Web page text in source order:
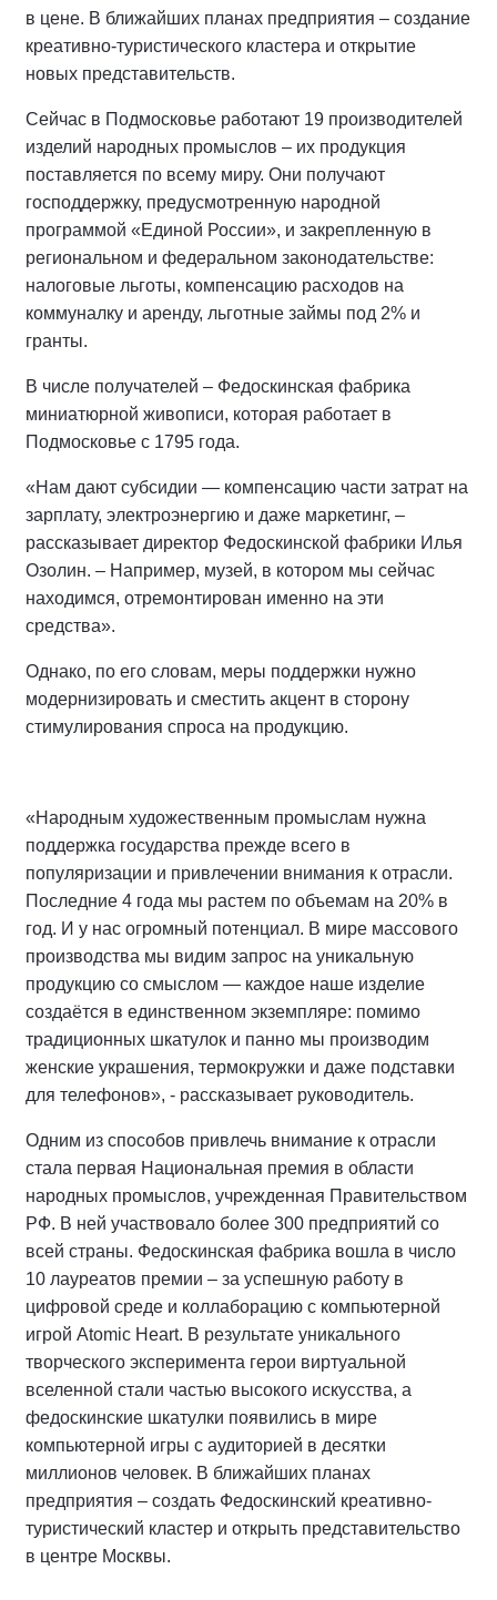
в цене. В ближайших планах предприятия – создание
креативно-туристического кластера и открытие
новых представительств.
Сейчас в Подмосковье работают 19 производителей
изделий народных промыслов – их продукция
поставляется по всему миру. Они получают
господдержку, предусмотренную народной
программой «Единой России», и закрепленную в
региональном и федеральном законодательстве:
налоговые льготы, компенсацию расходов на
коммуналку и аренду, льготные займы под 2% и
гранты.
В числе получателей – Федоскинская фабрика
миниатюрной живописи, которая работает в
Подмосковье с 1795 года.
«Нам дают субсидии — компенсацию части затрат на
зарплату, электроэнергию и даже маркетинг, –
рассказывает директор Федоскинской фабрики Илья
Озолин. – Например, музей, в котором мы сейчас
находимся, отремонтирован именно на эти
средства».
Однако, по его словам, меры поддержки нужно
модернизировать и сместить акцент в сторону
стимулирования спроса на продукцию.
«Народным художественным промыслам нужна
поддержка государства прежде всего в
популяризации и привлечении внимания к отрасли.
Последние 4 года мы растем по объемам на 20% в
год. И у нас огромный потенциал. В мире массового
производства мы видим запрос на уникальную
продукцию со смыслом — каждое наше изделие
создаётся в единственном экземпляре: помимо
традиционных шкатулок и панно мы производим
женские украшения, термокружки и даже подставки
для телефонов», - рассказывает руководитель.
Одним из способов привлечь внимание к отрасли
стала первая Национальная премия в области
народных промыслов, учрежденная Правительством
РФ. В ней участвовало более 300 предприятий со
всей страны. Федоскинская фабрика вошла в число
10 лауреатов премии – за успешную работу в
цифровой среде и коллаборацию с компьютерной
игрой Atomic Heart. В результате уникального
творческого эксперимента герои виртуальной
вселенной стали частью высокого искусства, а
федоскинские шкатулки появились в мире
компьютерной игры с аудиторией в десятки
миллионов человек. В ближайших планах
предприятия – создать Федоскинский креативно-
туристический кластер и открыть представительство
в центре Москвы.